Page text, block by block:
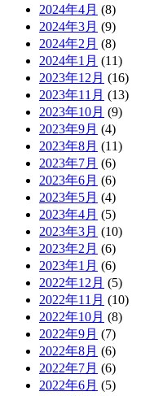
2024年4月 (8)
2024年3月 (9)
2024年2月 (8)
2024年1月 (11)
2023年12月 (16)
2023年11月 (13)
2023年10月 (9)
2023年9月 (4)
2023年8月 (11)
2023年7月 (6)
2023年6月 (6)
2023年5月 (4)
2023年4月 (5)
2023年3月 (10)
2023年2月 (6)
2023年1月 (6)
2022年12月 (5)
2022年11月 (10)
2022年10月 (8)
2022年9月 (7)
2022年8月 (6)
2022年7月 (6)
2022年6月 (5)